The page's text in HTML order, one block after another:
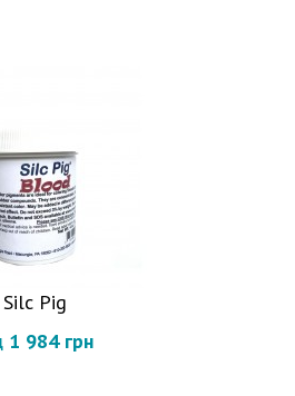
Silc Pig
1 984 грн